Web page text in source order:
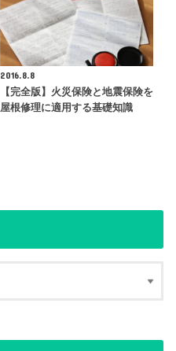
2016.8.8
【完全版】火災保険と地震保険を
屋根修理に適用する基礎知識